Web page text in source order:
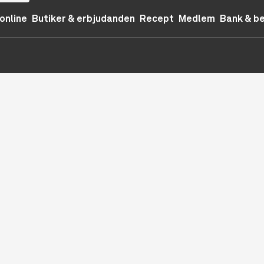
Butiker & erbjudanden Recept Medlem Bank &